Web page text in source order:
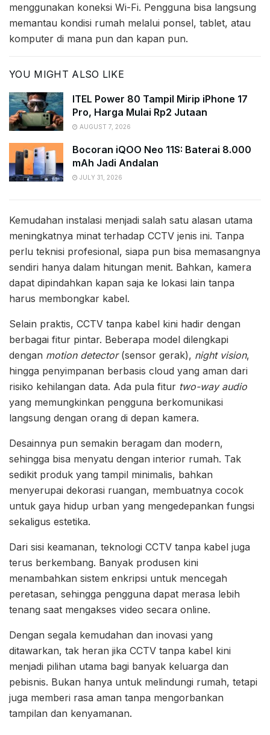
menggunakan koneksi Wi-Fi. Pengguna bisa langsung
memantau kondisi rumah melalui ponsel, tablet, atau
komputer di mana pun dan kapan pun.
YOU MIGHT ALSO LIKE
ITEL Power 80 Tampil Mirip iPhone 17
Pro, Harga Mulai Rp2 Jutaan
AUGUST 7, 2026
Bocoran iQOO Neo 11S: Baterai 8.000
mAh Jadi Andalan
JULY 31, 2026
Kemudahan instalasi menjadi salah satu alasan utama
meningkatnya minat terhadap CCTV jenis ini. Tanpa
perlu teknisi profesional, siapa pun bisa memasangnya
sendiri hanya dalam hitungan menit. Bahkan, kamera
dapat dipindahkan kapan saja ke lokasi lain tanpa
harus membongkar kabel.
Selain praktis, CCTV tanpa kabel kini hadir dengan
berbagai fitur pintar. Beberapa model dilengkapi
dengan motion detector(sensor gerak), night vision,
hingga penyimpanan berbasis cloud yang aman dari
risiko kehilangan data. Ada pula fitur two-way audio
yang memungkinkan pengguna berkomunikasi
langsung dengan orang di depan kamera.
Desainnya pun semakin beragam dan modern,
sehingga bisa menyatu dengan interior rumah. Tak
sedikit produk yang tampil minimalis, bahkan
menyerupai dekorasi ruangan, membuatnya cocok
untuk gaya hidup urban yang mengedepankan fungsi
sekaligus estetika.
Dari sisi keamanan, teknologi CCTV tanpa kabel juga
terus berkembang. Banyak produsen kini
menambahkan sistem enkripsi untuk mencegah
peretasan, sehingga pengguna dapat merasa lebih
tenang saat mengakses video secara online.
Dengan segala kemudahan dan inovasi yang
ditawarkan, tak heran jika CCTV tanpa kabel kini
menjadi pilihan utama bagi banyak keluarga dan
pebisnis. Bukan hanya untuk melindungi rumah, tetapi
juga memberi rasa aman tanpa mengorbankan
tampilan dan kenyamanan.